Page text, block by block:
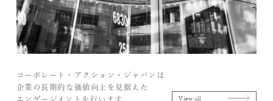
コーポレート・アクション・ジャパンは
企業の長期的な価値向上を見据えた
エンゲージメントを行います。
View all